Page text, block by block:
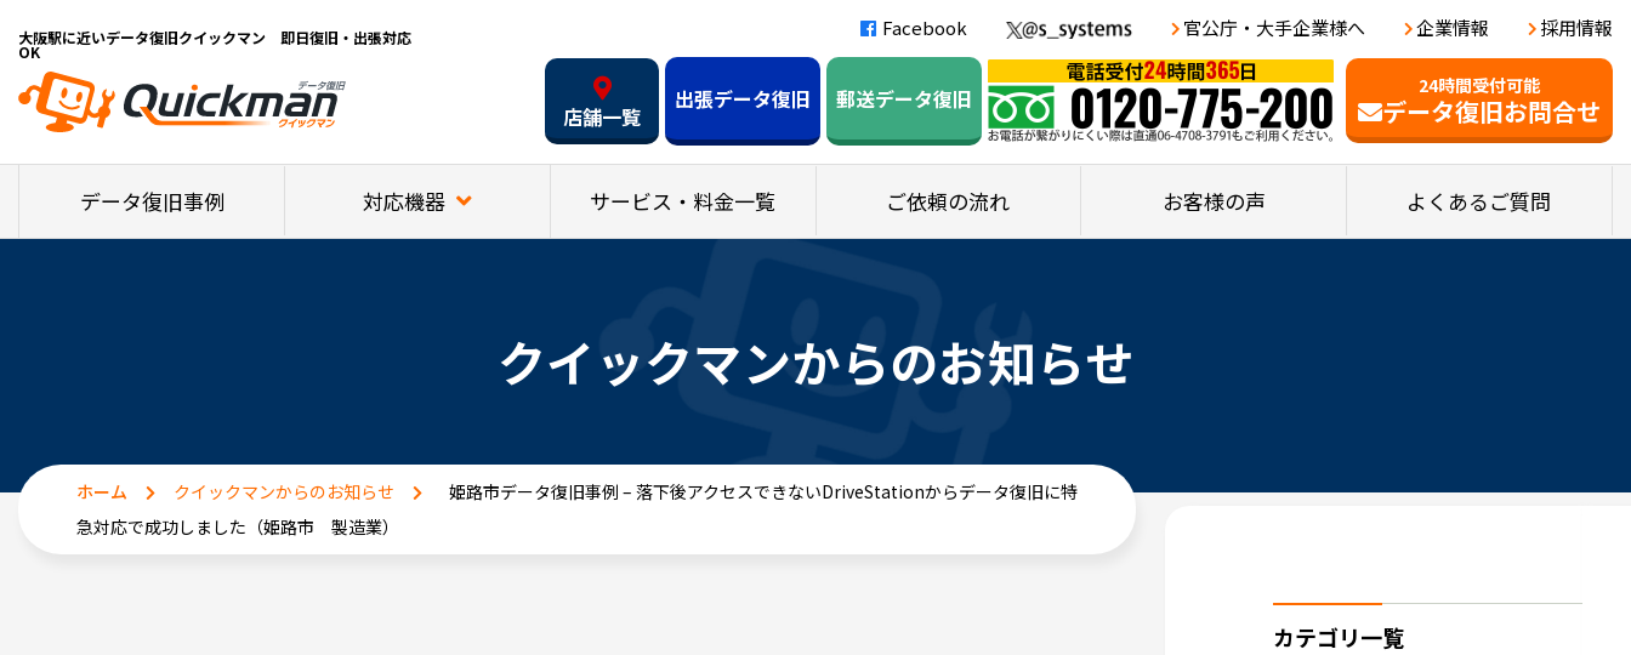
大阪駅に近いデータ復旧クイックマン 即日復旧・出張対応
OK
Facebook 官公庁・大手企業様へ 企業情報 採用情報
24時間受付可能
データ復旧お問合せ
店舗一覧
出張データ復旧 郵送データ復旧
データ復旧事例 対応機器 サービス・料金一覧 ご依頼の流れ お客様の声 よくあるご質問
クイックマンからのお知らせ
ホーム クイックマンからのお知らせ
姫路市データ復旧事例 – 落下後アクセスできないDriveStationからデータ復旧に特
急対応で成功しました（姫路市 製造業）
カテゴリ一覧